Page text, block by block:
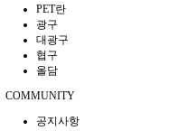
PET란
광구
대광구
협구
올담
COMMUNITY
공지사항